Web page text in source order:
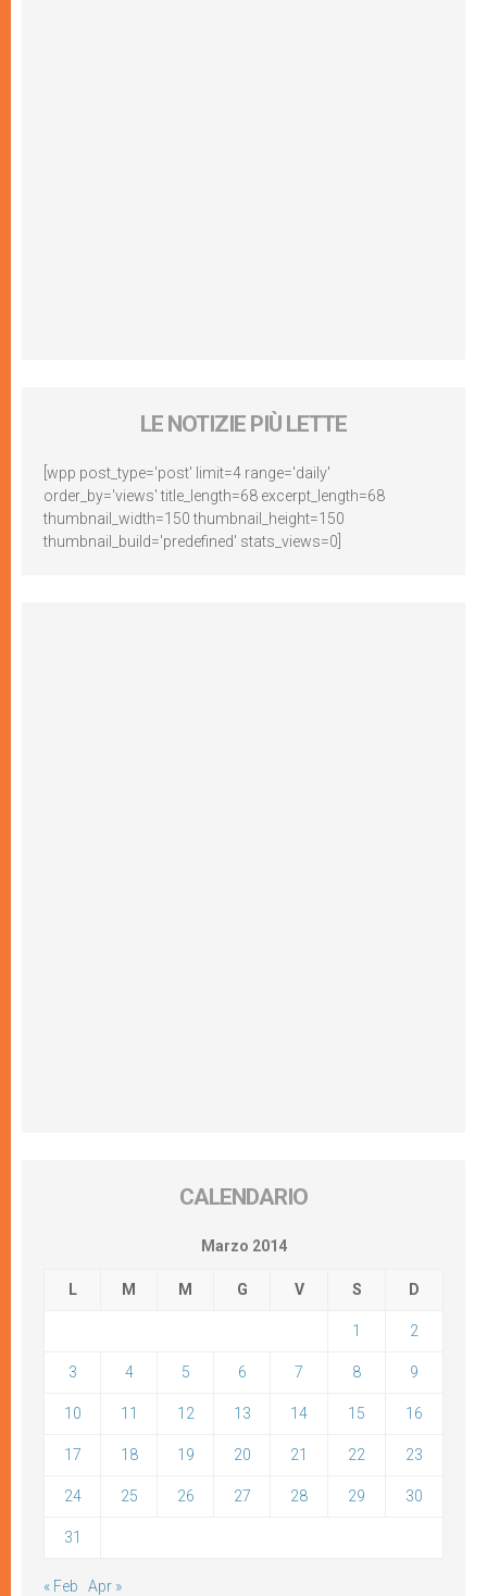
LE NOTIZIE PIÙ LETTE
[wpp post_type='post' limit=4 range='daily'
order_by='views' title_length=68 excerpt_length=68
thumbnail_width=150 thumbnail_height=150
thumbnail_build='predefined' stats_views=0]
CALENDARIO
Marzo 2014
L M M G V S D
1 2
3 4 5 6 7 8 9
10 11 12 13 14 15 16
17 18 19 20 21 22 23
24 25 26 27 28 29 30
31
« Feb Apr »